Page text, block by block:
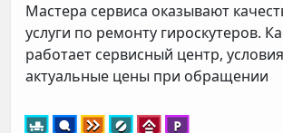
Мастера сервиса оказывают
услуги по ремонту гироскутеров.
работает сервисный центр,
актуальные цены при обращении